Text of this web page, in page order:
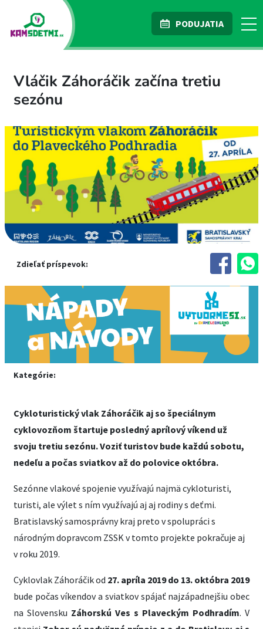
PODUJATIA
Vláčik Záhoráčik začína tretiu
sezónu
Zdieľať príspevok:
Kategórie:
Cykloturistický vlak Záhoráčik aj so špeciálnym
cyklovozňom štartuje posledný aprílový víkend už
svoju tretiu sezónu. Voziť turistov bude každú sobotu,
nedeľu a počas sviatkov až do polovice októbra.
Sezónne vlakové spojenie využívajú najmä cykloturisti,
turisti, ale výlet s ním využívajú aj aj rodiny s deťmi.
Bratislavský samosprávny kraj preto v spolupráci s
národným dopravcom ZSSK v tomto projekte pokračuje aj
v roku 2019.
Cyklovlak Záhoráčik od 27. apríla 2019 do 13. októbra 2019
bude počas víkendov a sviatkov spájať najzápadnejšiu obec
na Slovensku Záhorskú Ves s Plaveckým Podhradím. V